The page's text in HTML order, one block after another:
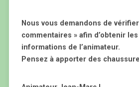
Nous vous demandons de
commentaires » afin d’obtenir
informations de l’animateur.
Pensez à apporter des